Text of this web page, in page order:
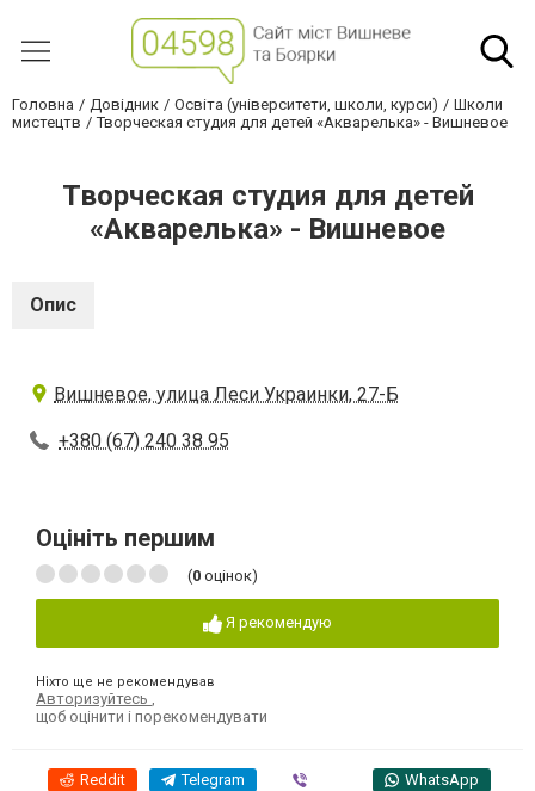
Головна Довідник Освіта (університети, школи, курси)
Школи
мистецтв
Творческая студия для детей «Акварелька» - Вишневое
Творческая студия для детей
«Акварелька» - Вишневое
Опис
Вишневое, улица Леси Украинки, 27-Б
+380 (67) 240 38 95
Оцініть першим
(0 оцінок)
Я рекомендую
Ніхто ще не рекомендував
Авторизуйтесь
щоб оцінити і порекомендувати
Reddit Telegram WhatsApp